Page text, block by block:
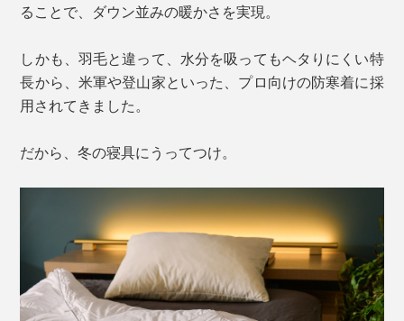
ることで、ダウン並みの暖かさを実現。
しかも、羽毛と違って、水分を吸ってもヘタりにくい特
長から、米軍や登山家といった、プロ向けの防寒着に採
用されてきました。
だから、冬の寝具にうってつけ。